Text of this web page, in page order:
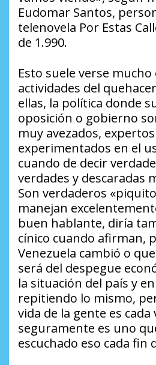
Eudomar Santos,
telenovela Por Estas
de 1.990.
Esto suele verse mucho
actividades del
ellas, la política donde
oposición o gobierno
muy avezados,
experimentados en el
cuando de decir
verdades y descaradas
Son verdaderos
manejan
buen hablante, diría
cínico cuando afirman,
Venezuela cambió o
será del despegue
la situación del país y
repitiendo lo mismo,
vida de la gente es
seguramente es uno
escuchado eso cada fin